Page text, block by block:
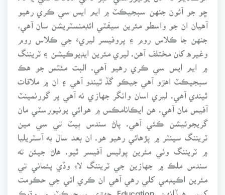
ڇو جو آئون جنهن سبجيڪٽ ۾ ايم ايس سي ڪري رهيو
آهيان ان جو واسطو مئرين سيفٽي ائڊمنسٽريشن سان آهي،
جنهن جا ڪلاس روم ۽ پروفيسر ليريءَ جي ڪلاس روم
وغيره کان مختلف آهن. ليري مئرين ايڊيوڪيشن ۽ ٽريننگ
۾ ايم ايس سي ڪري رهيو آهي. البت مئٿس جو هڪ
سبجيڪٽ اهڙو آهي جيڪو گڏ ٿيندو آهي ۽ ان ۾ ملاقات
ٿيندي آهي. ليري اسان وانگر جهازي نه آهي پر گورنمينٽ
آفيس مان آهي. هن ايڪانامڪس ۾ هوائي يونيورسٽي مان
گريجوئيشن ڪئي آهي. پاڻ سندس ٻيٽ تي سي مين
ٽريننگ سينٽر ۾ پڙهائي رهيو هو. ان بعد سال ٻه آسٽريليا
۾ ٽريننگ وٺي مئرين پوليس آفيسر ٿيو. هاڻ جيئن ته
سندس ملڪ ۾ جهازين جي ٽريننگ لاءِ وڏي پئماني تي
مئرين اڪيڊمي کلي رهي آهي ان ڪري اتي جي حڪومت